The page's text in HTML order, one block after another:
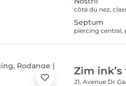
Septum
Zim
21, Avenue Dr